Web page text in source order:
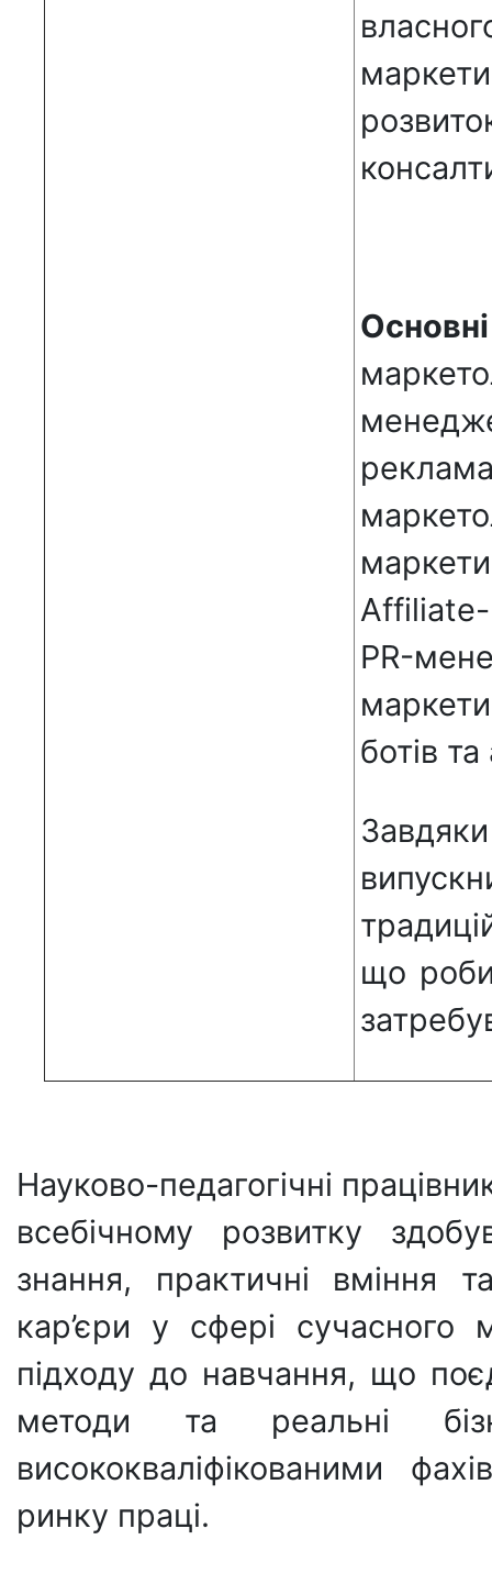
PR-
ботів
що
Науково-педагогічні
всебічному розвитку
знання, практичні вміння
кар’єри у сфері сучасного
підходу до навчання, що
методи та реальні
висококваліфікованими
ринку праці.